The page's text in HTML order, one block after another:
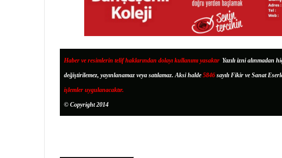
Haber ve resimlerin telif haklarından dolayı kullanımı yasaktır. Yazılı izni alınmadan
değiştirilemez, yayınlanamaz veya satılamaz. Aksi halde 5846 sayılı Fikir ve Sanat
işlemler uygulanacaktır.
© Copyright 2014